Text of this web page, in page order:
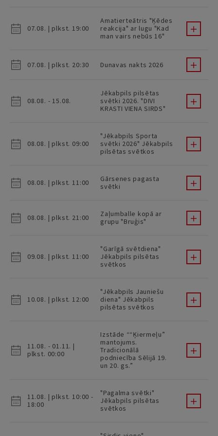
07.08. | plkst. 19:00
Amatierteātris "Ķēdes
reakcija" ar lugu "Kad
man vairs nebūs 16"
07.08. | plkst. 20:30 Dunavas nakts 2026
08.08. - 15.08.
Jēkabpils pilsētas
svētki 2026. "DIVI
KRASTI VIENA SIRDS"
08.08. | plkst. 09:00
"Jēkabpils Sporta
svētki 2026" Jēkabpils
pilsētas svētkos
08.08. | plkst. 11:00
Gārsenes pagasta
svētki
08.08. | plkst. 21:00
Zaļumballe kopā ar
grupu "Bruģis"
09.08. | plkst. 11:00
"Garīgā svētdiena"
Jēkabpils pilsētas
svētkos
10.08. | plkst. 12:00
"Jēkabpils Jauniešu
diena" Jēkabpils
pilsētas svētkos
11.08. - 01.11. |
plkst. 00:00
Izstāde ““Ķiermeļu”
mantojums.
Tradicionālā
podniecība Sēlijā 19.
un 20. gs.”
11.08. | plkst. 10:00 -
18:00
"Pagalma svētki"
Jēkabpils pilsētas
svētkos